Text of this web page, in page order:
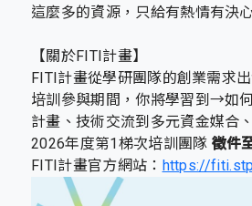
這麼多的資源，只給有熱情有決
【關於FITI計畫】
FITI計畫從學研團隊的創業需求
培訓參與期間，你將學習到→如
計畫、技術交流到多元資金媒合
2026年度第1梯次培訓團隊 徵件
FITI計畫官方網站： https://